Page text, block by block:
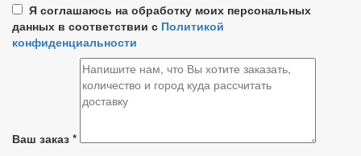
Я соглашаюсь на обработку моих персональных
данных в соответствии с Политикой
конфиденциальности
Ваш заказ *